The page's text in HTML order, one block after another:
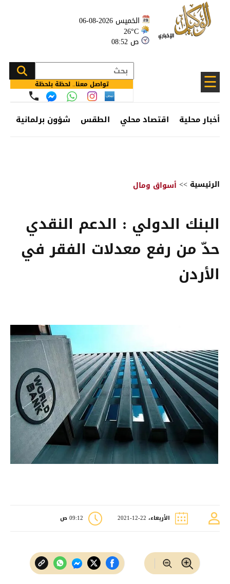
الخميس 2026-08-06
26°C
08:52 ص
☰ تواصل معنا.. لحظة بلحظة
أخبار محلية اقتصاد محلي الطقس شؤون برلمانية
الرئيسية >> أسواق ومال
البنك الدولي : الدعم النقدي
حدّ من رفع معدلات الفقر في
الأردن
الأربعاء، 22-12-2021 09:12 ص